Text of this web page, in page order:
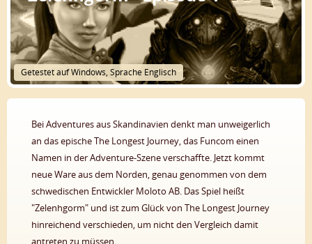
Getestet auf Windows, Sprache Englisch
Bei Adventures aus Skandinavien denkt man unweigerlich
an das epische The Longest Journey, das Funcom einen
Namen in der Adventure-Szene verschaffte. Jetzt kommt
neue Ware aus dem Norden, genau genommen von dem
schwedischen Entwickler Moloto AB. Das Spiel heißt
"Zelenhgorm" und ist zum Glück von The Longest Journey
hinreichend verschieden, um nicht den Vergleich damit
antreten zu müssen.